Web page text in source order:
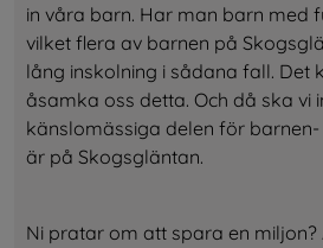
in våra barn. Har man barn med
vilket flera av barnen på
lång inskolning i sådana fall. Det
åsamka oss detta. Och då ska vi
känslomässiga delen för
är på Skogsgläntan.
Ni pratar om att spara en miljon?